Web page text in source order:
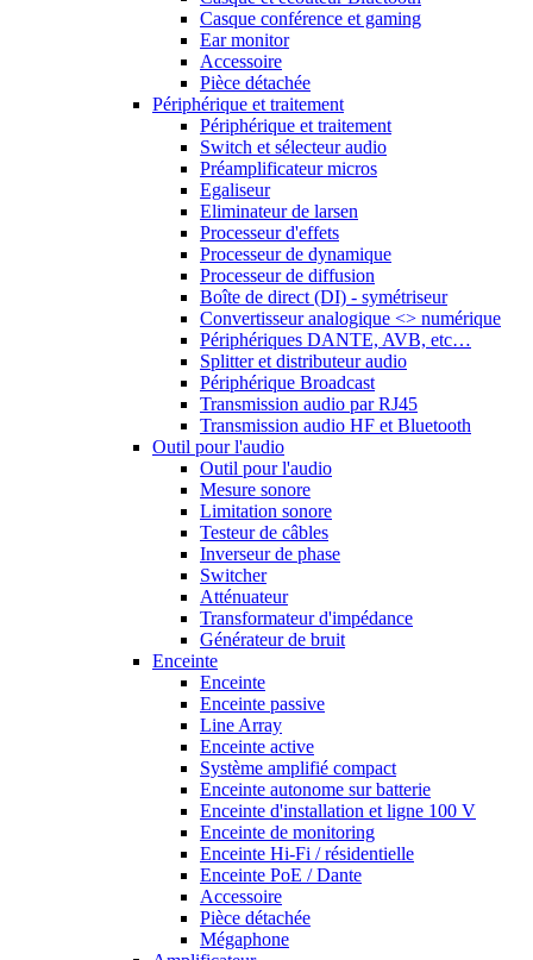
Casque conférence et gaming
Ear monitor
Accessoire
Pièce détachée
Périphérique et traitement
Périphérique et traitement
Switch et sélecteur audio
Préamplificateur micros
Egaliseur
Eliminateur de larsen
Processeur d'effets
Processeur de dynamique
Processeur de diffusion
Boîte de direct (DI) - symétriseur
Convertisseur analogique <> numérique
Périphériques DANTE, AVB, etc…
Splitter et distributeur audio
Périphérique Broadcast
Transmission audio par RJ45
Transmission audio HF et Bluetooth
Outil pour l'audio
Outil pour l'audio
Mesure sonore
Limitation sonore
Testeur de câbles
Inverseur de phase
Switcher
Atténuateur
Transformateur d'impédance
Générateur de bruit
Enceinte
Enceinte
Enceinte passive
Line Array
Enceinte active
Système amplifié compact
Enceinte autonome sur batterie
Enceinte d'installation et ligne 100 V
Enceinte de monitoring
Enceinte Hi-Fi / résidentielle
Enceinte PoE / Dante
Accessoire
Pièce détachée
Mégaphone